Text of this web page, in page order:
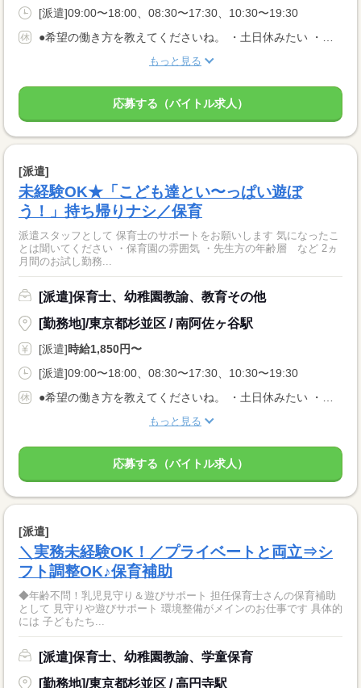
[派遣]09:00〜18:00、08:30〜17:30、10:30〜19:30
もっと見る
応募する（バイトル求人）
[派遣]
未経験OK★「こども達とい〜っぱい遊ぼ
う！」持ち帰りナシ／保育
派遣スタッフとして 保育士のサポートをお願いします 気になったこ
とは聞いてください ・保育園の雰囲気 ・先生方の年齢層 など 2ヵ
月間のお試し勤務...
[派遣]保育士、幼稚園教諭、教育その他
[勤務地]/東京都杉並区 / 南阿佐ヶ谷駅
[派遣]時給1,850円〜
[派遣]09:00〜18:00、08:30〜17:30、10:30〜19:30
もっと見る
応募する（バイトル求人）
[派遣]
＼実務未経験OK！／プライベートと両立⇒シ
フト調整OK♪保育補助
◆年齢不問！乳児見守り＆遊びサポート 担任保育士さんの保育補助
として 見守りや遊びサポート 環境整備がメインのお仕事です 具体的
には 子どもたち...
[派遣]保育士、幼稚園教諭、学童保育
[勤務地]/東京都杉並区 / 高円寺駅